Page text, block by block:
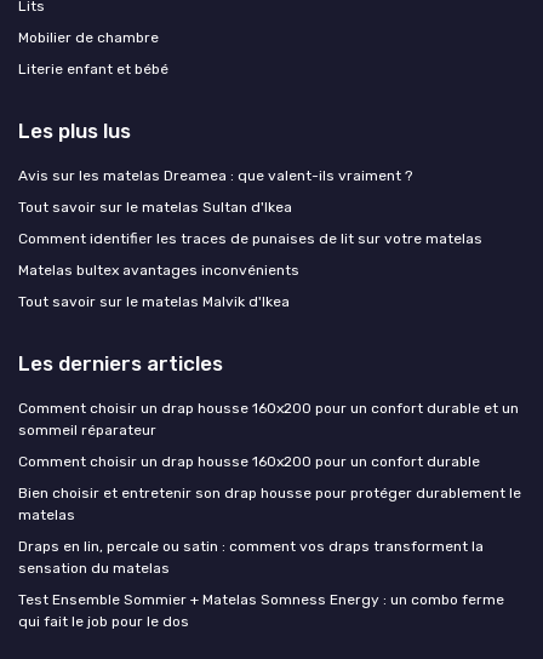
Lits
Mobilier de chambre
Literie enfant et bébé
Les plus lus
Avis sur les matelas Dreamea : que valent-ils vraiment ?
Tout savoir sur le matelas Sultan d'Ikea
Comment identifier les traces de punaises de lit sur votre matelas
Matelas bultex avantages inconvénients
Tout savoir sur le matelas Malvik d'Ikea
Les derniers articles
Comment choisir un drap housse 160x200 pour un confort durable et un
sommeil réparateur
Comment choisir un drap housse 160x200 pour un confort durable
Bien choisir et entretenir son drap housse pour protéger durablement le
matelas
Draps en lin, percale ou satin : comment vos draps transforment la
sensation du matelas
Test Ensemble Sommier + Matelas Somness Energy : un combo ferme
qui fait le job pour le dos